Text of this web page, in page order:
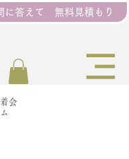
に答えて 無料見積もり
会